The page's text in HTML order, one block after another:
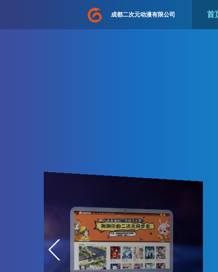
成都二次元动漫有限公司 首